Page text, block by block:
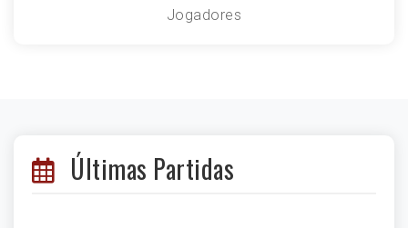
Jogadores
Últimas Partidas